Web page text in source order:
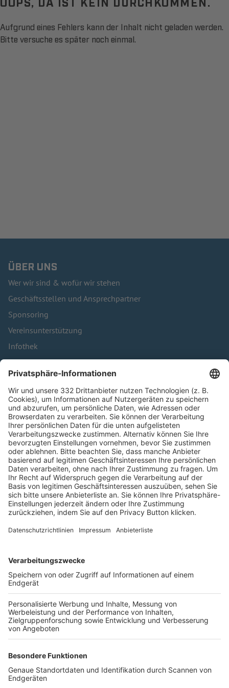
Aufgrund eines Fehlers kann der Inhalt nicht geladen werden.
Bitte versuche es später noch einmal.
ÜBER UNS
Wer wir sind & wofür wir stehen
Geschäftsstellen und Ansprechpartner
Sponsoring
Vereinsunterstützung
Infothek
Kontakt
HÄUFIG BESUCHTE SEITEN
Pässe und Vereinswechsel
Trainerausbildung
Schulungsangebot Vereinsmitarbeiter
BFV-Geschäftsstellen
Trainerbörse
Login SpielPlus
FOLGE DEM BFV
TOP-VEREINE
TOP-PARTNER